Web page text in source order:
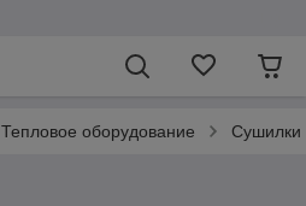
Тепловое оборудование Сушилки